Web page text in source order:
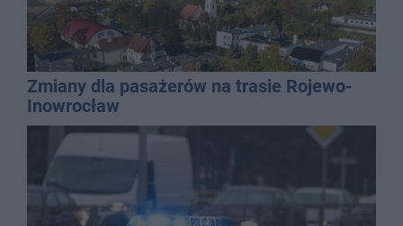
Zmiany dla pasażerów na trasie Rojewo-
Inowrocław